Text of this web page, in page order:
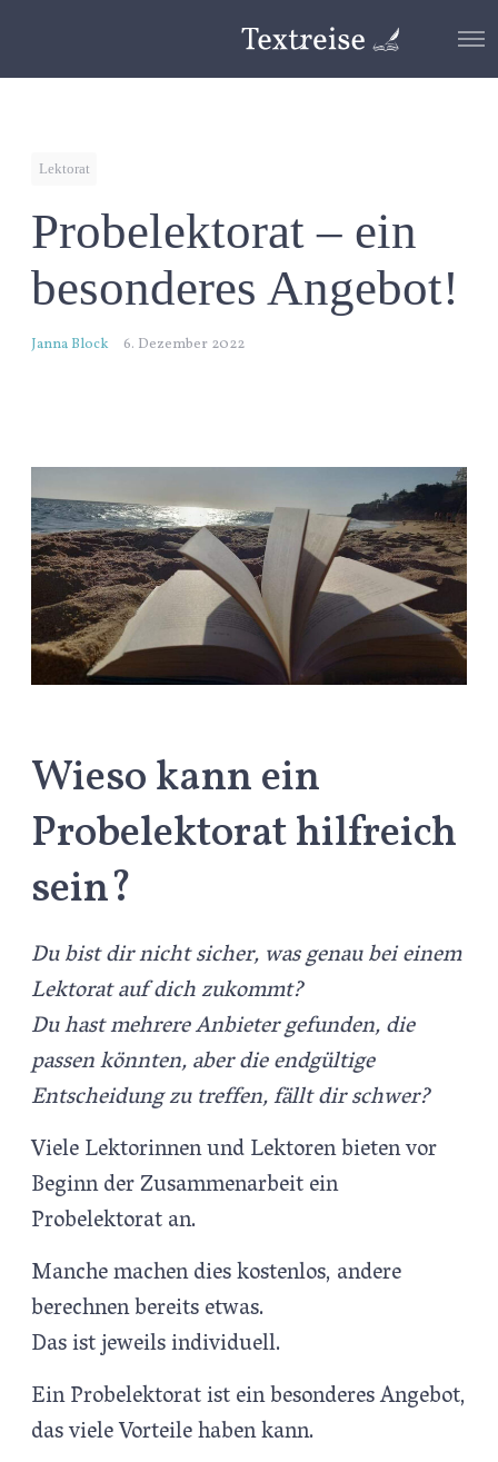
O
Lektorat
Probelektorat – ein
besonderes Angebot!
Janna Block 6. Dezember 2022
Wieso kann ein
Probelektorat hilfreich
sein?
Du bist dir nicht sicher, was genau bei einem
Lektorat auf dich zukommt?
Du hast mehrere Anbieter gefunden, die
passen könnten, aber die endgültige
Entscheidung zu treffen, fällt dir schwer?
Viele Lektorinnen und Lektoren bieten vor
Beginn der Zusammenarbeit ein
Probelektorat an.
Manche machen dies kostenlos, andere
berechnen bereits etwas.
Das ist jeweils individuell.
Ein Probelektorat ist ein besonderes Angebot,
das viele Vorteile haben kann.